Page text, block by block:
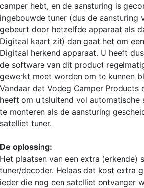
camper hebt, en de aansturing is
ingebouwde tuner (dus de aansturing
gebeurt door hetzelfde apparaat als
Digitaal kaart zit) dan gaat het om
Digitaal herkend apparaat. U heeft
de software van dit product
gewerkt moet worden om te kunnen
Vandaar dat Vodeg Camper Products
heeft om uitsluitend vol automatische
te monteren als de aansturing
satelliet tuner.
De oplossing:
Het plaatsen van een extra (erkende)
tuner/decoder. Helaas dat kost extra
ieder die nog een satelliet ontvanger